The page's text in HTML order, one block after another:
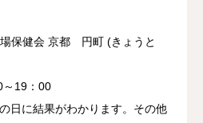
会 京都 円町 (きょうと
19：00
日に結果がわかります。その他